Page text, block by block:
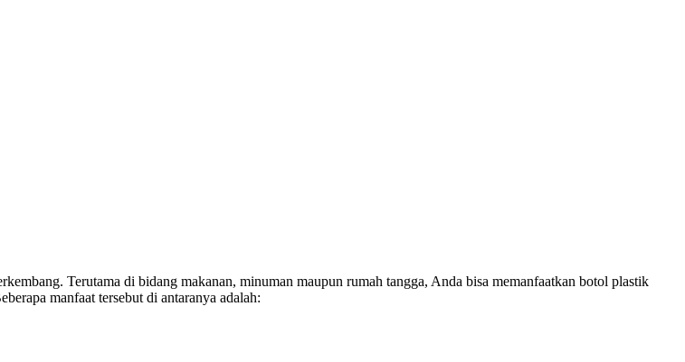
Terutama di bidang makanan, minuman maupun rumah tangga, Anda bisa memanfaatkan botol plastik
manfaat tersebut di antaranya adalah: